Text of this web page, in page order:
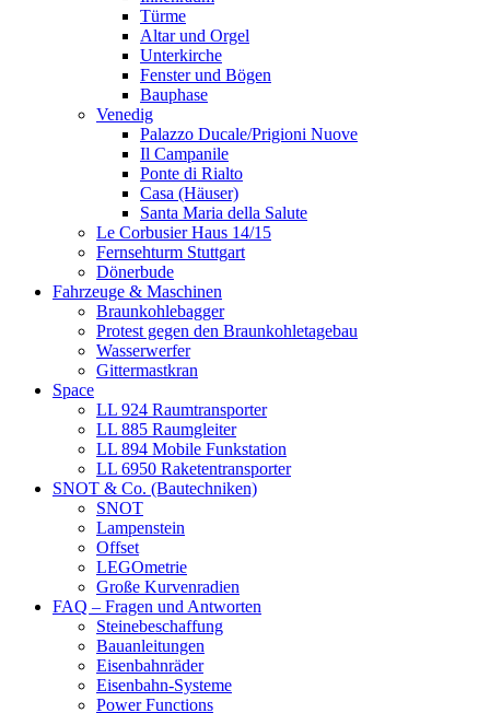
Türme
Altar und Orgel
Unterkirche
Fenster und Bögen
Bauphase
Venedig
Palazzo Ducale/Prigioni Nuove
Il Campanile
Ponte di Rialto
Casa (Häuser)
Santa Maria della Salute
Le Corbusier Haus 14/15
Fernsehturm Stuttgart
Dönerbude
Fahrzeuge & Maschinen
Braunkohlebagger
Protest gegen den Braunkohletagebau
Wasserwerfer
Gittermastkran
Space
LL 924 Raumtransporter
LL 885 Raumgleiter
LL 894 Mobile Funkstation
LL 6950 Raketentransporter
SNOT & Co. (Bautechniken)
SNOT
Lampenstein
Offset
LEGOmetrie
Große Kurvenradien
FAQ – Fragen und Antworten
Steinebeschaffung
Bauanleitungen
Eisenbahnräder
Eisenbahn-Systeme
Power Functions